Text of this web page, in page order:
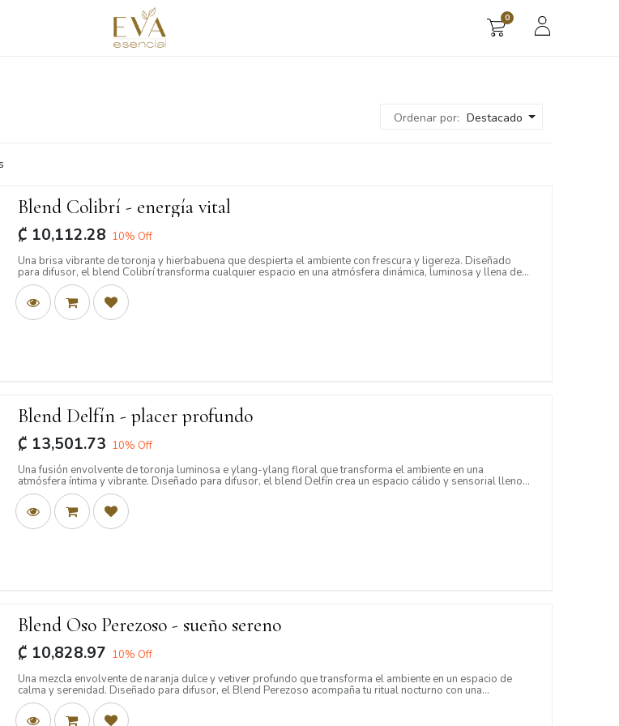
0
Ordenar por: Destacado
Blend Colibrí - energía vital
₡ 10,112.28 10% Off
Una brisa vibrante de toronja y hierbabuena que despierta el ambiente con frescura y ligereza. Diseñado
para difusor, el blend Colibrí transforma cualquier espacio en una atmósfera dinámica, luminosa y llena de
energía vital.
Blend Delfín - placer profundo
₡ 13,501.73 10% Off
Una fusión envolvente de toronja luminosa e ylang-ylang floral que transforma el ambiente en una
atmósfera íntima y vibrante. Diseñado para difusor, el blend Delfín crea un espacio cálido y sensorial lleno
de conexión y complicidad.
Blend Oso Perezoso - sueño sereno
₡ 10,828.97 10% Off
Una mezcla envolvente de naranja dulce y vetiver profundo que transforma el ambiente en un espacio de
calma y serenidad. Diseñado para difusor, el Blend Perezoso acompaña tu ritual nocturno con una
atmósfera suave y reconfortante.
Términos y condiciones
Políticas de privacidad
Videos de ayuda
🛍️Afiliación SIN sistema piramidal